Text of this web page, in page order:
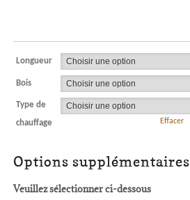
Longueur
Bois
Type de
chauffage
Effacer
Options supplémentaires
Veuillez sélectionner ci-dessous